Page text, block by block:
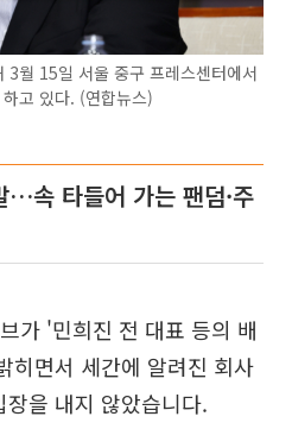
월 15일 서울 중구 프레스센터에서
고 있다. (연합뉴스)
속 타들어 가는 팬덤·주
가 '민희진 전 대표 등의 배
히면서 세간에 알려진 회사
을 내지 않았습니다.